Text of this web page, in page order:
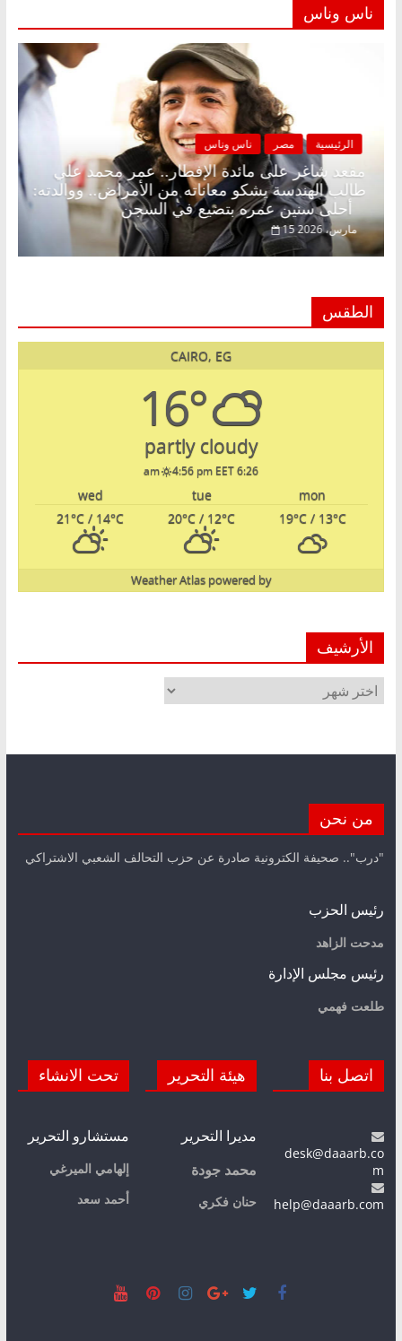
ناس وناس
الرئيسية مصر ناس وناس
مقعد شاغر على مائدة الإفطار.. عمر
طالب الهندسة يشكو معاناته من الأمراض..
أحلى سنين عمره بتضيع في السجن
15 مارس، 2026
رمضان.. د.
حلم
الطقس
CAIRO, EG
16°
partly cloudy
6:26 am
4:56 pm EET
mon
tue
wed
19°C/ 13°C
20°C / 12°C
21°C / 14°C
powered by
Weather Atlas
الأرشيف
الأرشيف
من نحن
"درب".. صحيفة الكترونية صادرة عن حزب التحالف الشعبي الاشتراكي
رئيس الحزب
مدحت الزاهد
رئيس مجلس الإدارة
طلعت فهمي
اتصل بنا
desk@daaarb.co
m
help@daaarb.com
هيئة التحرير
مديرا التحرير
محمد جودة
حنان فكري
تحت الانشاء
مستشارو التحرير
إلهامي الميرغي
أحمد سعد